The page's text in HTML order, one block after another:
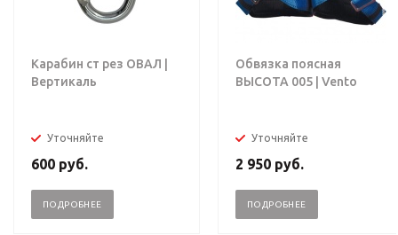
Карабин ст рез ОВАЛ |
Вертикаль
Уточняйте
600 руб.
ПОДРОБНЕЕ
Обвязка поясная
ВЫСОТА 005 | Vento
Уточняйте
2 950 руб.
ПОДРОБНЕЕ